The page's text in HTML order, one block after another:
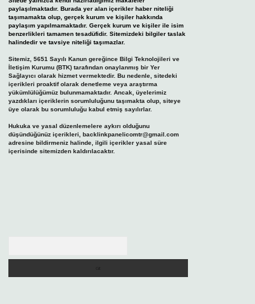
paylaşılmaktadır. Burada yer alan içerikler haber niteliği
taşımamakta olup, gerçek kurum ve kişiler hakkında
paylaşım yapılmamaktadır. Gerçek kurum ve kişiler ile isim
benzerlikleri tamamen tesadüfidir. Sitemizdeki bilgiler taslak
halindedir ve tavsiye niteliği taşımazlar.
Sitemiz, 5651 Sayılı Kanun gereğince Bilgi Teknolojileri ve
İletişim Kurumu (BTK) tarafından onaylanmış bir Yer
Sağlayıcı olarak hizmet vermektedir. Bu nedenle, sitedeki
içerikleri proaktif olarak denetleme veya araştırma
yükümlülüğümüz bulunmamaktadır. Ancak, üyelerimiz
yazdıkları içeriklerin sorumluluğunu taşımakta olup, siteye
üye olarak bu sorumluluğu kabul etmiş sayılırlar.
Hukuka ve yasal düzenlemelere aykırı olduğunu
düşündüğünüz içerikleri, backlinkpanelicomtr@gmail.com
adresine bildirmeniz halinde, ilgili içerikler yasal süre
içerisinde sitemizden kaldırılacaktır.